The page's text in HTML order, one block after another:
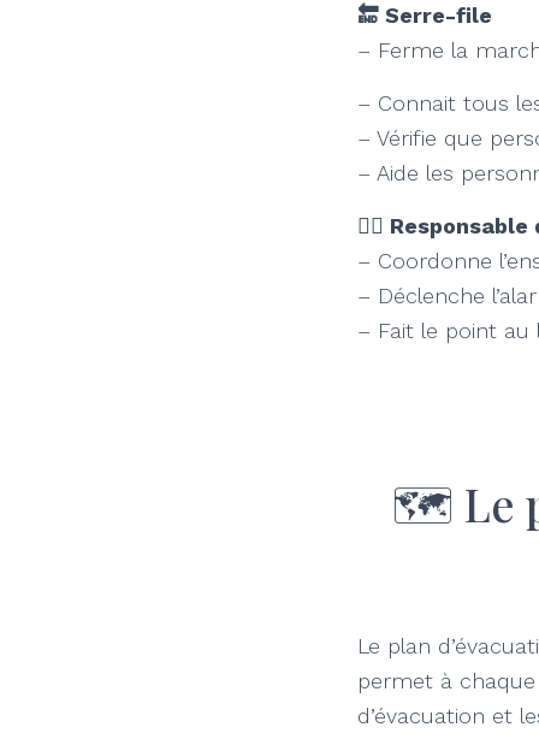
🔚 Serre-file
– Ferme la
– Connait tous
– Vérifie que
– Aide les
🧑‍✈️
– Coordonne
– Déclenche
– Fait le point au
🗺️ Le
Le plan
permet à
d’évacuation et